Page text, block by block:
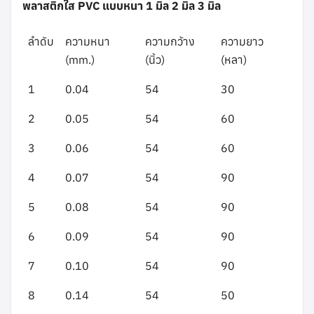
พลาสติกใส PVC แบบหนา 1 มิล 2 มิล 3 มิล
ลำดับ
ความหนา
(mm.)
ความกว้าง
(นิ้ว)
ความยาว
(หลา)
1 0.04 54 30
2 0.05 54 60
3 0.06 54 60
4 0.07 54 90
5 0.08 54 90
6 0.09 54 90
7 0.10 54 90
8 0.14 54 50